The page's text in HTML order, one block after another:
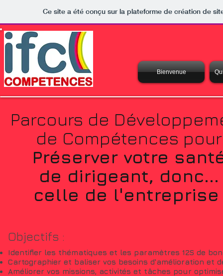
Ce site a été conçu sur la plateforme de création de
Bienvenue
Parcours de
de Compétences pour
Préserver votre
de dirigeant, donc...
celle de
Objectifs :
Identifier les thématiques et les paramètres 12S de
Cartographier et baliser vos besoins d'amélioration et
Améliorer vos missions, activités et tâches pour